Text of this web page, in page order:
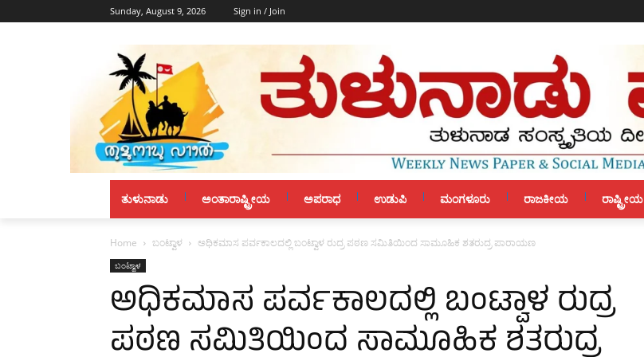
Sunday, August 9, 2026 Sign in / Join
ತುಳುನಾಡು ಅಂತಾರಾಷ್ಟ್ರೀಯ ಅಪರಾಧ ಉಡುಪಿ ಮಂಗಳೂರು ರಾಜಕೀಯ ರಾಷ್ಟ್ರೀಯ
Home ಬಂಟ್ವಾಳ ಅಧಿಕಮಾಸ ಪರ್ವಕಾಲದಲ್ಲಿ ಬಂಟ್ವಾಳ ರುದ್ರ ಪಠಣ ಸಮಿತಿಯಿಂದ ಸಾಮೂಹಿಕ ಶತರುದ್ರ ಪಾರಾಯಣ
ಬಂಟ್ವಾಳ
ಅಧಿಕಮಾಸ ಪರ್ವಕಾಲದಲ್ಲಿ ಬಂಟ್ವಾಳ ರುದ್ರ
ಪಠಣ ಸಮಿತಿಯಿಂದ ಸಾಮೂಹಿಕ ಶತರುದ್ರ